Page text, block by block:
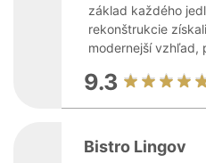
základ každého
rekonštrukcie
modernejší vzhľad,
9.3
Bistro Lingov